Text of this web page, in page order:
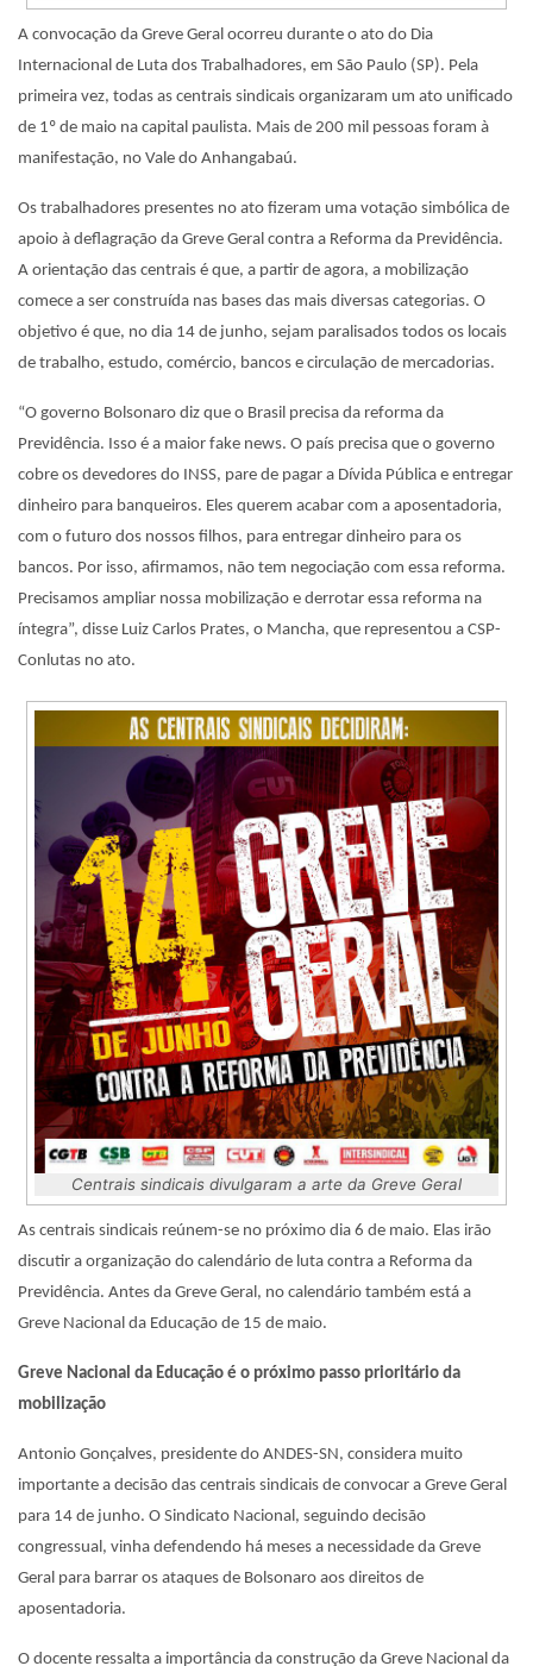
A convocação da Greve Geral ocorreu durante o ato do Dia
Internacional de Luta dos Trabalhadores, em São Paulo (SP). Pela
primeira vez, todas as centrais sindicais organizaram um ato unificado
de 1º de maio na capital paulista. Mais de 200 mil pessoas foram à
manifestação, no Vale do Anhangabaú.
Os trabalhadores presentes no ato fizeram uma votação simbólica de
apoio à deflagração da Greve Geral contra a Reforma da Previdência.
A orientação das centrais é que, a partir de agora, a mobilização
comece a ser construída nas bases das mais diversas categorias. O
objetivo é que, no dia 14 de junho, sejam paralisados todos os locais
de trabalho, estudo, comércio, bancos e circulação de mercadorias.
“O governo Bolsonaro diz que o Brasil precisa da reforma da
Previdência. Isso é a maior fake news. O país precisa que o governo
cobre os devedores do INSS, pare de pagar a Dívida Pública e entregar
dinheiro para banqueiros. Eles querem acabar com a aposentadoria,
com o futuro dos nossos filhos, para entregar dinheiro para os
bancos. Por isso, afirmamos, não tem negociação com essa reforma.
Precisamos ampliar nossa mobilização e derrotar essa reforma na
íntegra”, disse Luiz Carlos Prates, o Mancha, que representou a CSP-
Conlutas no ato.
Centrais sindicais divulgaram a arte da Greve Geral
As centrais sindicais reúnem-se no próximo dia 6 de maio. Elas irão
discutir a organização do calendário de luta contra a Reforma da
Previdência. Antes da Greve Geral, no calendário também está a
Greve Nacional da Educação de 15 de maio.
Greve Nacional da Educação é o próximo passo prioritário da
mobilização
Antonio Gonçalves, presidente do ANDES-SN, considera muito
importante a decisão das centrais sindicais de convocar a Greve Geral
para 14 de junho. O Sindicato Nacional, seguindo decisão
congressual, vinha defendendo há meses a necessidade da Greve
Geral para barrar os ataques de Bolsonaro aos direitos de
aposentadoria.
O docente ressalta a importância da construção da Greve Nacional da